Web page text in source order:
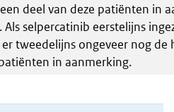
deel van deze patiënten in
Als selpercatinib eerstelijns
tweedelijns ongeveer nog de
in aanmerking.